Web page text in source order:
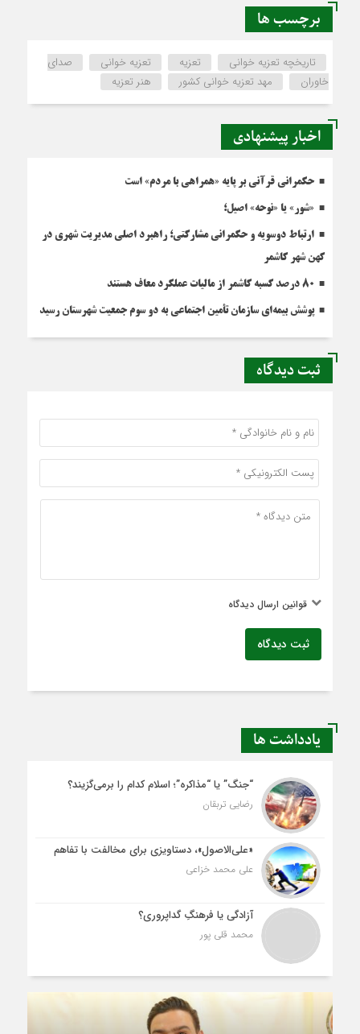
برچسب ها
تاریخچه تعزیه خوانی تعزیه تعزیه خوانی
صدای
خاوران
مهد تعزیه خوانی کشور هنر تعزیه
اخبار پیشنهادی
حکمرانی قرآنی بر پایه «همراهی با مردم» است
«شور» یا «نوحه» اصیل؛
ارتباط دوسویه و حکمرانی مشارکتی؛ راهبرد اصلی مدیریت شهری در
کهن شهر کاشمر
۸۰ درصد کسبه کاشمر از مالیات عملکرد معاف هستند
پوشش بیمه‌ای سازمان تأمین اجتماعی به دو سوم جمعیت شهرستان رسید
ثبت دیدگاه
قوانین ارسال دیدگاه
ثبت دیدگاه
یادداشت ها
“جنگ” یا “مذاکره”؛ اسلام کدام را برمی‌گزیند؟
رضایی تربقان
«علی‌الاصول»، دستاویزی برای مخالفت با تفاهم
علی محمد خزاعی
آزادگی یا فرهنگِ گداپروری؟
محمد قلی پور